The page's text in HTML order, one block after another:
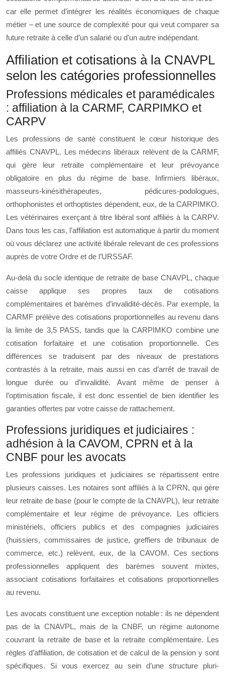
car elle permet d’intégrer les réalités économiques de chaque
métier – et une source de complexité pour qui veut comparer sa
future retraite à celle d’un salarié ou d’un autre indépendant.
Affiliation et cotisations à la CNAVPL
selon les catégories professionnelles
Professions médicales et paramédicales
: affiliation à la CARMF, CARPIMKO et
CARPV
Les professions de santé constituent le cœur historique des
affiliés CNAVPL. Les médecins libéraux relèvent de la CARMF,
qui gère leur retraite complémentaire et leur prévoyance
obligatoire en plus du régime de base. Infirmiers libéraux,
masseurs-kinésithérapeutes, pédicures-podologues,
orthophonistes et orthoptistes dépendent, eux, de la CARPIMKO.
Les vétérinaires exerçant à titre libéral sont affiliés à la CARPV.
Dans tous les cas, l’affiliation est automatique à partir du moment
où vous déclarez une activité libérale relevant de ces professions
auprès de votre Ordre et de l’URSSAF.
Au-delà du socle identique de retraite de base CNAVPL, chaque
caisse applique ses propres taux de cotisations
complémentaires et barèmes d’invalidité-décès. Par exemple, la
CARMF prélève des cotisations proportionnelles au revenu dans
la limite de 3,5 PASS, tandis que la CARPIMKO combine une
cotisation forfaitaire et une cotisation proportionnelle. Ces
différences se traduisent par des niveaux de prestations
contrastés à la retraite, mais aussi en cas d’arrêt de travail de
longue durée ou d’invalidité. Avant même de penser à
l’optimisation fiscale, il est donc essentiel de bien identifier les
garanties offertes par votre caisse de rattachement.
Professions juridiques et judiciaires :
adhésion à la CAVOM, CPRN et à la
CNBF pour les avocats
Les professions juridiques et judiciaires se répartissent entre
plusieurs caisses. Les notaires sont affiliés à la CPRN, qui gère
leur retraite de base (pour le compte de la CNAVPL), leur retraite
complémentaire et leur régime de prévoyance. Les officiers
ministériels, officiers publics et des compagnies judiciaires
(huissiers, commissaires de justice, greffiers de tribunaux de
commerce, etc.) relèvent, eux, de la CAVOM. Ces sections
professionnelles appliquent des barèmes souvent mixtes,
associant cotisations forfaitaires et cotisations proportionnelles
au revenu.
Les avocats constituent une exception notable : ils ne dépendent
pas de la CNAVPL, mais de la CNBF, un régime autonome
couvrant la retraite de base et la retraite complémentaire. Les
règles d’affiliation, de cotisation et de calcul de la pension y sont
spécifiques. Si vous exercez au sein d’une structure pluri-